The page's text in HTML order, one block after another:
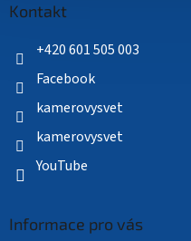
Kontakt
+420 601 505 003
Facebook
kamerovysvet
kamerovysvet
YouTube
Informace pro vás